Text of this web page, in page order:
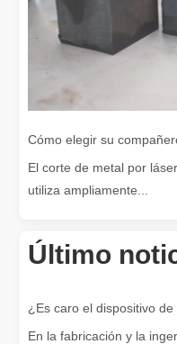
El corte de metal por
utiliza ampliamente...
Último
En la fabricación y la